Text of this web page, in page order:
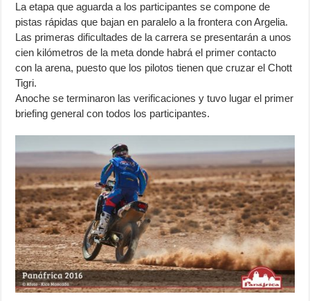
La etapa que aguarda a los participantes se compone de
pistas rápidas que bajan en paralelo a la frontera con Argelia.
Las primeras dificultades de la carrera se presentarán a unos
cien kilómetros de la meta donde habrá el primer contacto
con la arena, puesto que los pilotos tienen que cruzar el Chott
Tigri.
Anoche se terminaron las verificaciones y tuvo lugar el primer
briefing general con todos los participantes.